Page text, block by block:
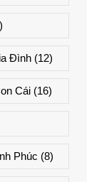
Đình (12)
Cái(16)
Phúc (8)